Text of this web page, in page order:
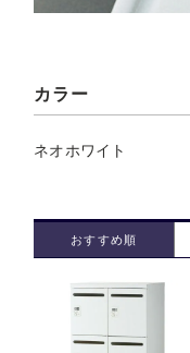
カラー
ネオホワイト
おすすめ順